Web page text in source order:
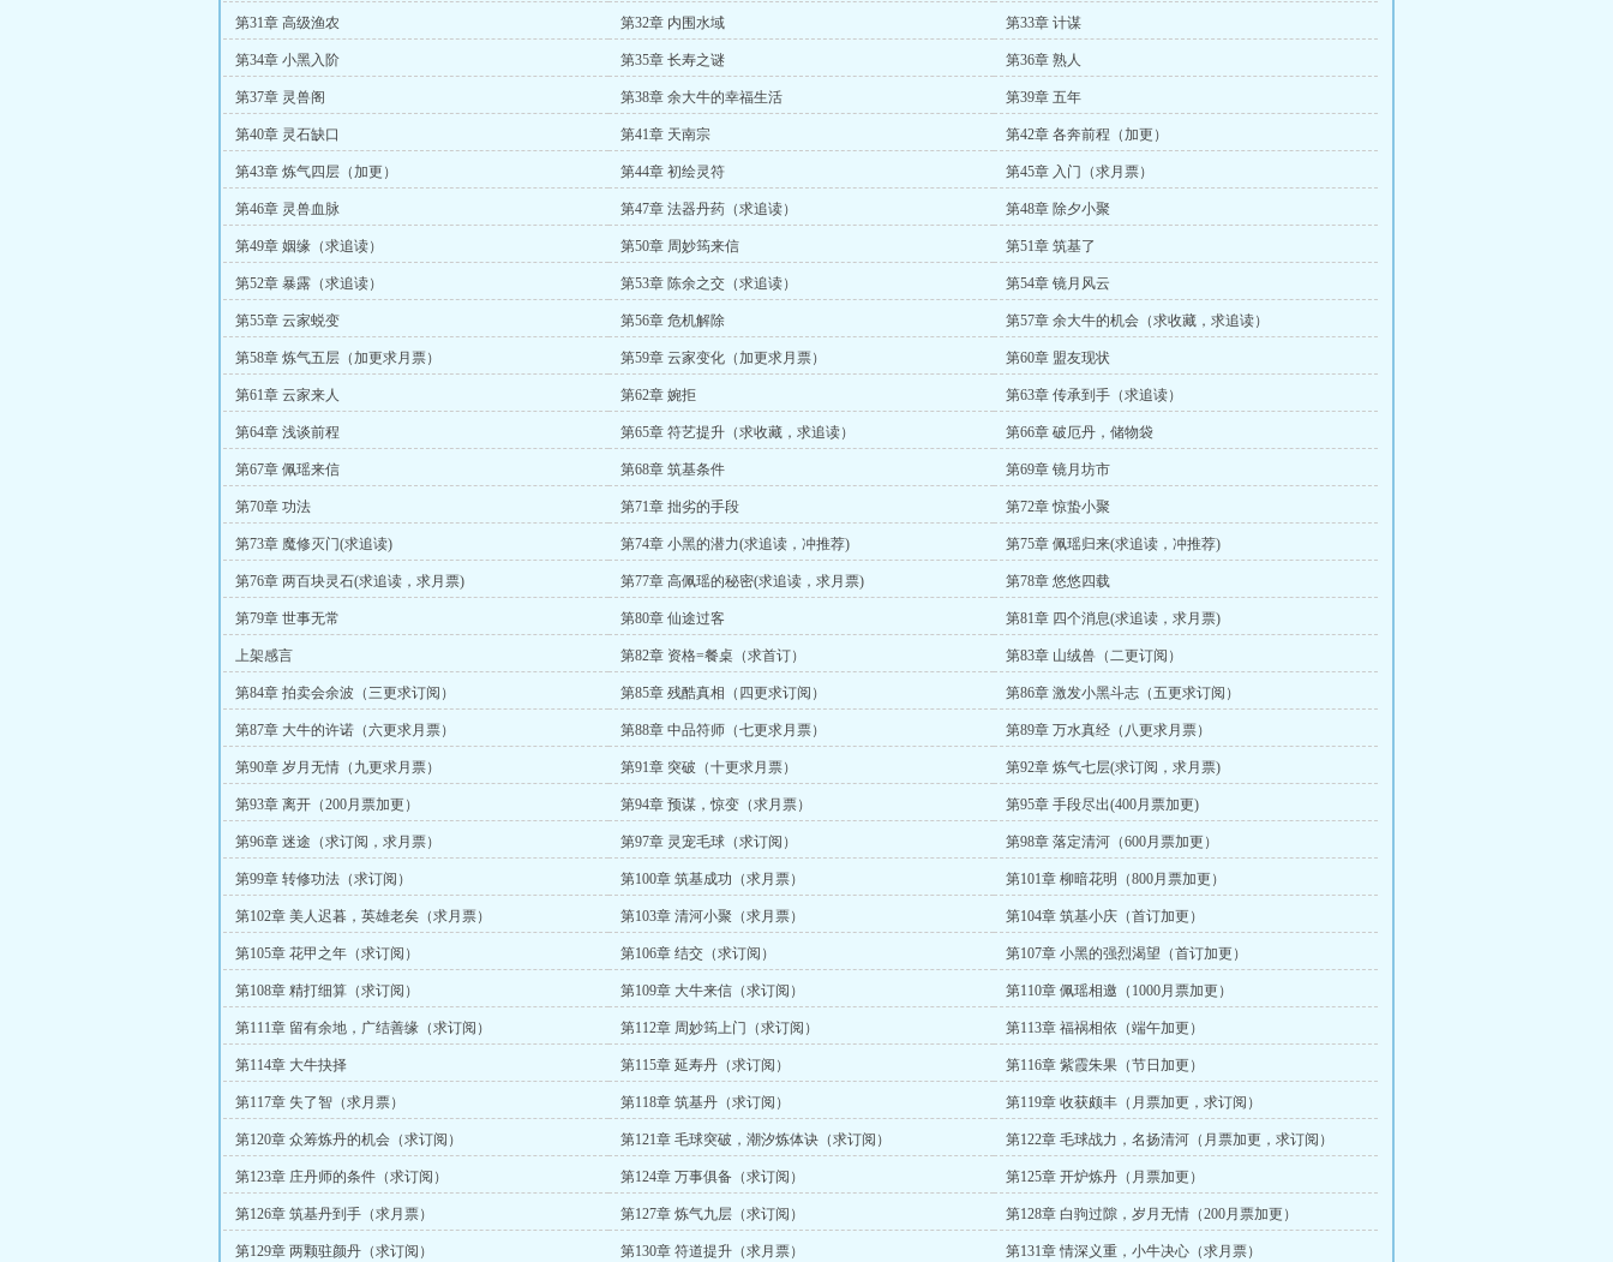
第31章 高级渔农 第32章 内围水域 第33章 计谋
第34章 小黑入阶 第35章 长寿之谜 第36章 熟人
第37章 灵兽阁 第38章 余大牛的幸福生活 第39章 五年
第40章 灵石缺口 第41章 天南宗 第42章 各奔前程（加更）
第43章 炼气四层（加更） 第44章 初绘灵符 第45章 入门（求月票）
第46章 灵兽血脉 第47章 法器丹药（求追读） 第48章 除夕小聚
第49章 姻缘（求追读） 第50章 周妙筠来信 第51章 筑基了
第52章 暴露（求追读） 第53章 陈余之交（求追读） 第54章 镜月风云
第55章 云家蜕变 第56章 危机解除 第57章 余大牛的机会（求收藏，求追读）
第58章 炼气五层（加更求月票） 第59章 云家变化（加更求月票） 第60章 盟友现状
第61章 云家来人 第62章 婉拒 第63章 传承到手（求追读）
第64章 浅谈前程 第65章 符艺提升（求收藏，求追读） 第66章 破厄丹，储物袋
第67章 佩瑶来信 第68章 筑基条件 第69章 镜月坊市
第70章 功法 第71章 拙劣的手段 第72章 惊蛰小聚
第73章 魔修灭门(求追读) 第74章 小黑的潜力(求追读，冲推荐) 第75章 佩瑶归来(求追读，冲推荐)
第76章 两百块灵石(求追读，求月票) 第77章 高佩瑶的秘密(求追读，求月票) 第78章 悠悠四载
第79章 世事无常 第80章 仙途过客 第81章 四个消息(求追读，求月票)
上架感言 第82章 资格=餐桌（求首订） 第83章 山绒兽（二更订阅）
第84章 拍卖会余波（三更求订阅） 第85章 残酷真相（四更求订阅） 第86章 激发小黑斗志（五更求订阅）
第87章 大牛的许诺（六更求月票） 第88章 中品符师（七更求月票） 第89章 万水真经（八更求月票）
第90章 岁月无情（九更求月票） 第91章 突破（十更求月票） 第92章 炼气七层(求订阅，求月票)
第93章 离开（200月票加更） 第94章 预谋，惊变（求月票） 第95章 手段尽出(400月票加更)
第96章 迷途（求订阅，求月票） 第97章 灵宠毛球（求订阅） 第98章 落定清河（600月票加更）
第99章 转修功法（求订阅） 第100章 筑基成功（求月票） 第101章 柳暗花明（800月票加更）
第102章 美人迟暮，英雄老矣（求月票） 第103章 清河小聚（求月票） 第104章 筑基小庆（首订加更）
第105章 花甲之年（求订阅） 第106章 结交（求订阅） 第107章 小黑的强烈渴望（首订加更）
第108章 精打细算（求订阅） 第109章 大牛来信（求订阅） 第110章 佩瑶相邀（1000月票加更）
第111章 留有余地，广结善缘（求订阅） 第112章 周妙筠上门（求订阅） 第113章 福祸相依（端午加更）
第114章 大牛抉择 第115章 延寿丹（求订阅） 第116章 紫霞朱果（节日加更）
第117章 失了智（求月票） 第118章 筑基丹（求订阅） 第119章 收获颇丰（月票加更，求订阅）
第120章 众筹炼丹的机会（求订阅） 第121章 毛球突破，潮汐炼体诀（求订阅） 第122章 毛球战力，名扬清河（月票加更，求订阅）
第123章 庄丹师的条件（求订阅） 第124章 万事俱备（求订阅） 第125章 开炉炼丹（月票加更）
第126章 筑基丹到手（求月票） 第127章 炼气九层（求订阅） 第128章 白驹过隙，岁月无情（200月票加更）
第129章 两颗驻颜丹（求订阅） 第130章 符道提升（求月票） 第131章 情深义重，小牛决心（求月票）